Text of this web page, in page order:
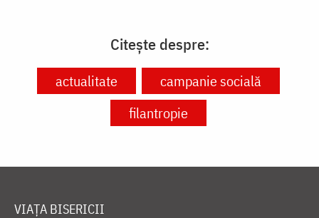
Citește despre:
actualitate
campanie socială
filantropie
VIAȚA BISERICII